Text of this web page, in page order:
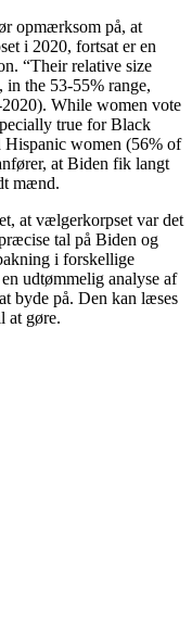
opmærksom på, at
i 2020, fortsat er en
“Their relative size
in the 53-55% range,
While women vote
true for Black
women (56% of
at Biden fik langt
mænd.
at vælgerkorpset var det
tal på Biden og
i forskellige
udtømmelig analyse af
byde på. Den kan læses
at gøre.